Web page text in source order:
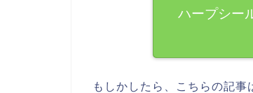
ハープシー
もしかしたら、こちらの記